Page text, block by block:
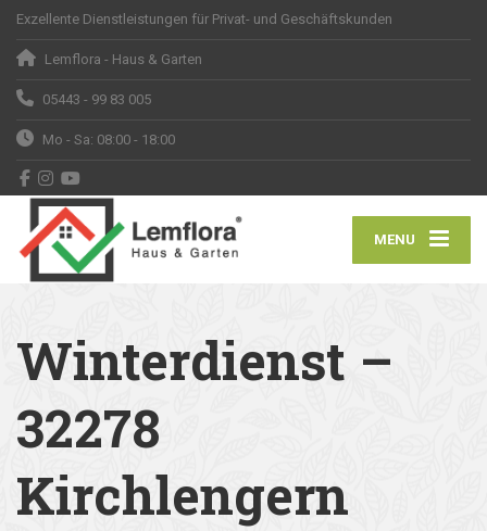
Exzellente Dienstleistungen für Privat- und Geschäftskunden
Lemflora - Haus & Garten
05443 - 99 83 005
Mo - Sa: 08:00 - 18:00
MENU
Winterdienst –
32278
Kirchlengern